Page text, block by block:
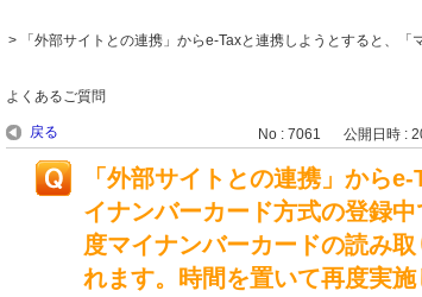
>
「外部サイトとの連携」からe-Taxと連携しようとすると、
よくあるご質問
戻る No : 7061 公開日時 :
「外部サイトとの連携」から
イナンバーカード方式の登録
度マイナンバーカードの読み
れます。時間を置いて再度実